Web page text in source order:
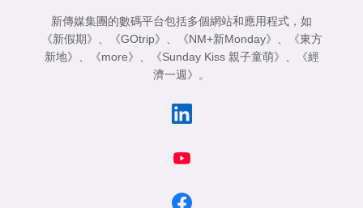
新傳媒集團的數碼平台包括多個網站和應用程式，如
《新假期》 、 《GOtrip》 、 《NM+新Monday》 、
《東方
新地》 、 《more》 、 《Sunday Kiss 親子童萌》 、
《經
濟一週》 。